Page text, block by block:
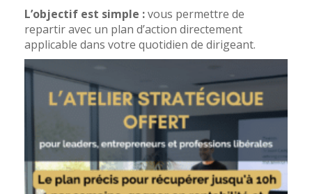
L’objectif est simple :vous permettre de
repartir avec un plan d’action directement
applicable dans votre quotidien de dirigeant.